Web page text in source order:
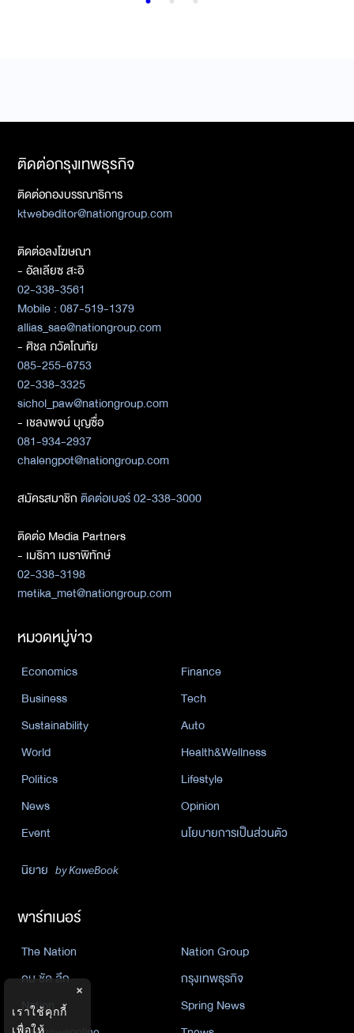
ติดต่อกรุงเทพธุรกิจ
ติดต่อกองบรรณาธิการ
ktwebeditor@nationgroup.com
ติดต่อลงโฆษณา
- อัลเลียซ สะอิ
02-338-3561
Mobile : 087-519-1379
allias_sae@nationgroup.com
- ศิชล ภวัตโณทัย
085-255-6753
02-338-3325
sichol_paw@nationgroup.com
- เชลงพจน์ บุญซื่อ
081-934-2937
chalengpot@nationgroup.com
สมัครสมาชิกติดต่อเบอร์ 02-338-3000
ติดต่อ Media Partners
- เมธิกา เมธาพิทักษ์
02-338-3198
metika_met@nationgroup.com
หมวดหมู่ข่าว
Economics
Finance
Business
Tech
Sustainability
Auto
World
Health&Wellness
Politics
Lifestyle
News
Opinion
Event
นโยบายการเป็นส่วนตัว
นิยาย by KaweBook
พาร์ทเนอร์
The Nation
Nation Group
คม ชัด ลึก
กรุงเทพธุรกิจ
Nation
Spring News
×
เราใช้คุกกี้
เพื่อให้